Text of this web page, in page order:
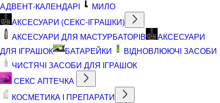
АДВЕНТ-КАЛЕНДАРІ
МИЛО
АКСЕСУАРИ (СЕКС-ІГРАШКИ)
АКСЕСУАРИ ДЛЯ МАСТУРБАТОРІВ
АКСЕСУАРИ
ДЛЯ ІГРАШОК
БАТАРЕЙКИ
ВІДНОВЛЮЮЧІ ЗАСОБИ
ЧИСТЯЧІ ЗАСОБИ ДЛЯ ІГРАШОК
СЕКС АПТЕЧКА
КОСМЕТИКА І ПРЕПАРАТИ